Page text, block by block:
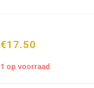
€17.50
1 op voorraad